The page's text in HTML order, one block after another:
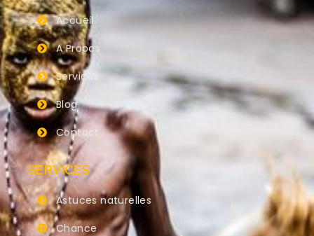
Accueil
A Propos
Services
Blog
Contact
SERVICES
Astuces naturelles
Chance